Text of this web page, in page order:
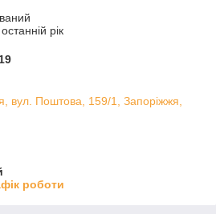
рік
вул. Поштова, 159/1, Запоріжжя,
роботи